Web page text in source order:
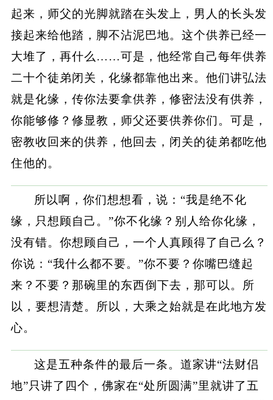
起来，师父的光脚就踏在头发上，男人的长头发
接起来给他踏，脚不沾泥巴地。这个供养已经一
大堆了，再什么……可是，他经常自己每年供养
二十个徒弟闭关，化缘都靠他出来。他们讲弘法
就是化缘，传你法要拿供养，修密法没有供养，
你能够修？修显教，师父还要供养你们。可是，
密教收回来的供养，他回去，闭关的徒弟都吃他
住他的。
所以啊，你们想想看，说：“我是绝不化
缘，只想顾自己。”你不化缘？别人给你化缘，
没有错。你想顾自己，一个人真顾得了自己么？
你说：“我什么都不要。”你不要？你嘴巴缝起
来？不要？那碗里的东西倒下去，那可以。所
以，要想清楚。所以，大乘之始就是在此地方发
心。
这是五种条件的最后一条。道家讲“法财侣
地”只讲了四个，佛家在“处所圆满”里就讲了五